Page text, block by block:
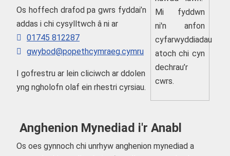
Mi fyddwn
ni'n anfon
cyfarwyddiadau
atoch chi cyn
dechrau’r
cwrs.
Os hoffech drafod pa gwrs fyddai’n
addas i chi cysylltwch â ni ar
01745 812287
gwybod@popethcymraeg.cymru
I gofrestru ar lein cliciwch ar ddolen
yng ngholofn olaf ein rhestri cyrsiau.
Anghenion Mynediad i'r Anabl
Os oes gynnoch chi unrhyw anghenion mynediad a